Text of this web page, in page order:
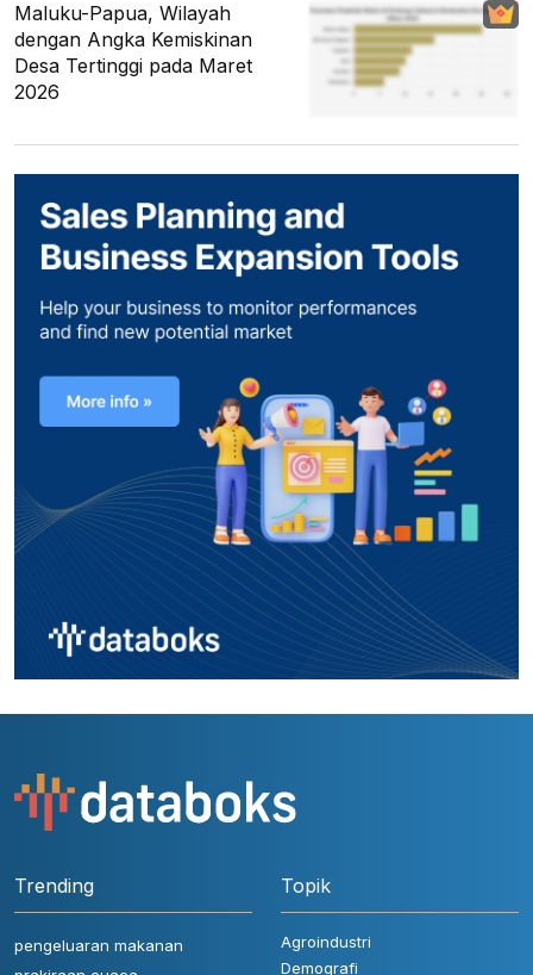
Maluku-Papua, Wilayah
dengan Angka Kemiskinan
Desa Tertinggi pada Maret
2026
Trending
pengeluaran makanan
Topik
Agroindustri
Demografi